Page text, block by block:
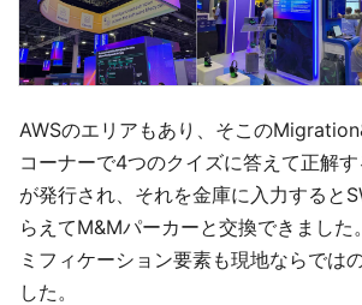
AWSのエリアもあり、そこの
コーナーで4つのクイズに答えて正解
が発行され、それを金庫に入力すると
らえてM&Mパーカーと交換できました
ミフィケーション要素も現地ならでは
した。